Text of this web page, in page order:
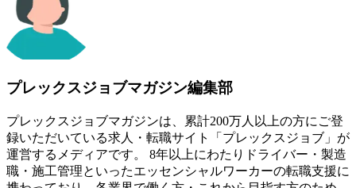
プレックスジョブマガジン編集部
プレックスジョブマガジンは、累計200万人以上の方にご登
録いただいている求人・転職サイト「プレックスジョブ」が
運営するメディアです。 8年以上にわたりドライバー・製造
職・施工管理といったエッセンシャルワーカーの転職支援に